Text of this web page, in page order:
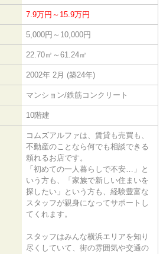
7.9万円～15.9万円
5,000円～10,000円
22.70㎡～61.24㎡
2002年 2月 (築24年)
マンション/鉄筋コンクリート
10階建
コムズアルファは、賃貸も売買も、
不動産のことなら何でも相談できる
頼れるお店です。
「初めての一人暮らしで不安…」と
いう方も、「家族で新しい住まいを
探したい」という方も、経験豊富な
スタッフが親身になってサポートし
てくれます。
スタッフはみんな横浜エリアを知り
尽くしていて、街の雰囲気や交通の